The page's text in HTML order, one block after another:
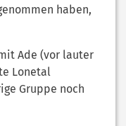
haben,
Ade (vor lauter
Lonetal
Gruppe noch